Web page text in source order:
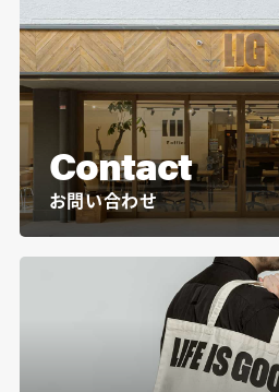
Contact
お問い合わせ